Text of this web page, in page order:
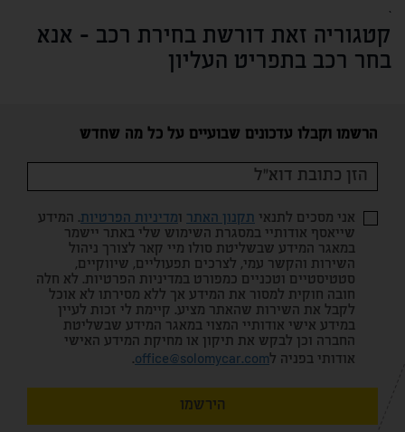
קטגוריה זאת דורשת בחירת רכב - אנא
בחר רכב בתפריט העליון
הרשמו וקבלו עדכונים שבועיים על כל מה שחדש
אני מסכים לתנאי תקנון האתר ומדיניות הפרטיות. המידע
שייאסף אודותיי במסגרת השימוש שלי באתר יישמר
במאגר המידע שבשליטת סולו מיי קאר לצורך ניהול
השירות והקשר עמי, לצרכים תפעוליים, שיווקיים,
סטטיסטיים וטכניים כמפורט במדיניות הפרטיות. לא חלה
חובה חוקית למסור את המידע אך ללא מסירתו לא אוכל
לקבל את השירות שהאתר מציע. קיימת לי זכות לעיין
במידע אישי אודותיי המצוי במאגר המידע שבשליטת
החברה וכן לבקש את תיקון או מחיקת המידע האישי
אודותי בפניה לoffice@solomycar.com
.
הירשמו